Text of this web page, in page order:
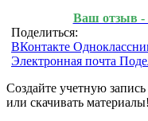
Ваш отзыв -
Поделиться:
ВКонтакте
Электронная почта
Создайте учетную
или скачивать материалы!